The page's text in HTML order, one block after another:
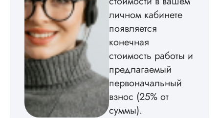
Дата:2025-03-15
Автору огромное
спасибо за
сам подобрал
литературу,
личном кабинете
появляется
конечная
стоимость работы и
предлагаемый
первоначальный
взнос (25% от
суммы).